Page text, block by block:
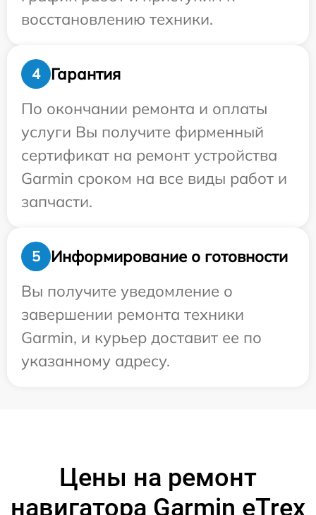
восстановлению техники.
4
Гарантия
По окончании ремонта и оплаты
услуги Вы получите фирменный
сертификат на ремонт устройства
Garmin сроком на все виды работ и
запчасти.
5
Информирование о готовности
Вы получите уведомление о
завершении ремонта техники
Garmin, и курьер доставит ее по
указанному адресу.
Цены на ремонт
навигатора Garmin eTrex